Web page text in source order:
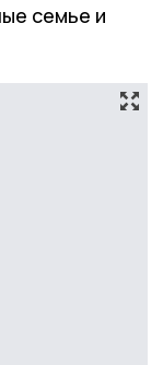
семье и